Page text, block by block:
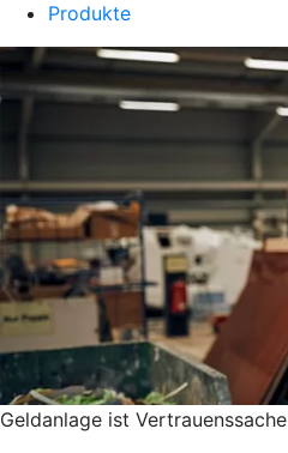
Produkte
Geldanlage ist Vertrauenssache